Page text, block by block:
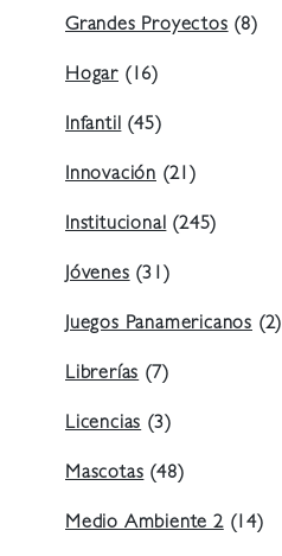
Grandes Proyectos (8)
Hogar (16)
Infantil (45)
Innovación (21)
Institucional (245)
Jóvenes (31)
Juegos Panamericanos (2)
Librerías (7)
Licencias (3)
Mascotas (48)
Medio Ambiente 2(14)